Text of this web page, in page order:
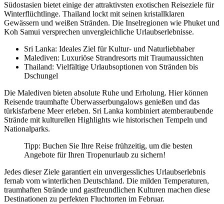
Südostasien bietet einige der attraktivsten exotischen Reiseziele für
Winterflüchtlinge. Thailand lockt mit seinen kristallklaren
Gewässern und weißen Stränden. Die Inselregionen wie Phuket und
Koh Samui versprechen unvergleichliche Urlaubserlebnisse.
Sri Lanka: Ideales Ziel für Kultur- und Naturliebhaber
Malediven: Luxuriöse Strandresorts mit Traumaussichten
Thailand: Vielfältige Urlaubsoptionen von Stränden bis
Dschungel
Die Malediven bieten absolute Ruhe und Erholung. Hier können
Reisende traumhafte Überwasserbungalows genießen und das
türkisfarbene Meer erleben. Sri Lanka kombiniert atemberaubende
Strände mit kulturellen Highlights wie historischen Tempeln und
Nationalparks.
Tipp: Buchen Sie Ihre Reise frühzeitig, um die besten
Angebote für Ihren Tropenurlaub zu sichern!
Jedes dieser Ziele garantiert ein unvergessliches Urlaubserlebnis
fernab vom winterlichen Deutschland. Die milden Temperaturen,
traumhaften Strände und gastfreundlichen Kulturen machen diese
Destinationen zu perfekten Fluchtorten im Februar.